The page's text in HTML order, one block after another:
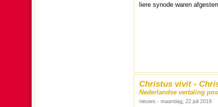
liere synode waren
Christus vivit -
Nederlandse vertaling
nieuws - maandag, 22 juli 2019